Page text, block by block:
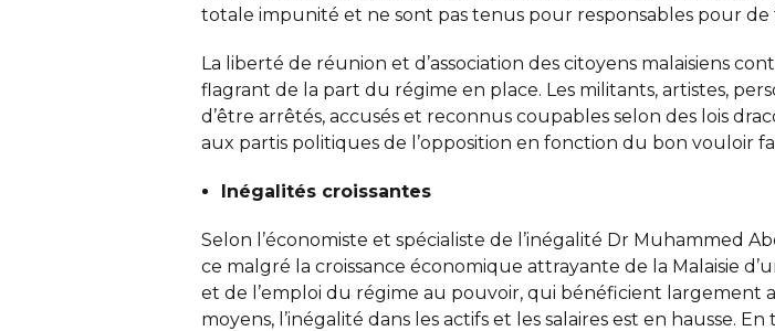
totale impunité et ne sont pas tenus pour responsables pour
La liberté de réunion et d’association des citoyens malaisiens
flagrant de la part du régime en place. Les militants, artistes,
d’être arrêtés, accusés et reconnus coupables selon des lois
aux partis politiques de l’opposition en fonction du bon vouloir
Inégalités croissantes
Selon l’économiste et spécialiste de l’inégalité Dr Muhammed
ce malgré la croissance économique attrayante de la Malaisie
et de l’emploi du régime au pouvoir, qui bénéficient largement
moyens, l’inégalité dans les actifs et les salaires est en hausse.